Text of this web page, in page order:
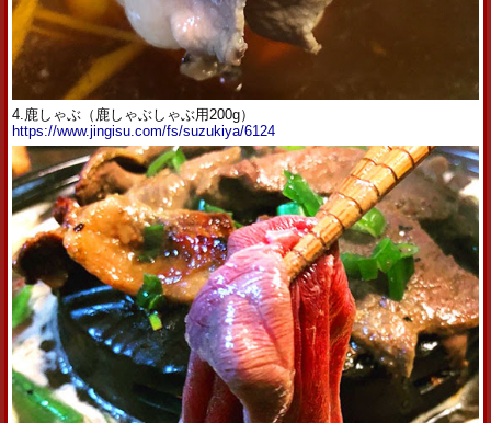
4.鹿しゃぶ（鹿しゃぶしゃぶ用200g）
https://www.jingisu.com/fs/suzukiya/6124